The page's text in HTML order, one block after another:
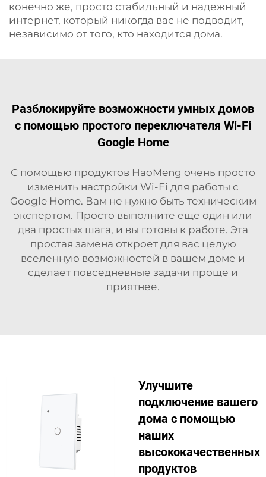
конечно же, просто стабильный и надежный
интернет, который никогда вас не подводит,
независимо от того, кто находится дома.
Разблокируйте возможности умных домов
с помощью простого переключателя Wi-Fi
Google Home
С помощью продуктов HaoMeng очень просто
изменить настройки Wi-Fi для работы с
Google Home. Вам не нужно быть техническим
экспертом. Просто выполните еще один или
два простых шага, и вы готовы к работе. Эта
простая замена откроет для вас целую
вселенную возможностей в вашем доме и
сделает повседневные задачи проще и
приятнее.
Улучшите
подключение вашего
дома с помощью
наших
высококачественных
продуктов